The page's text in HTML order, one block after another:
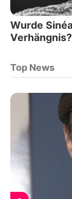
Wurde
Verhängnis?
Top News